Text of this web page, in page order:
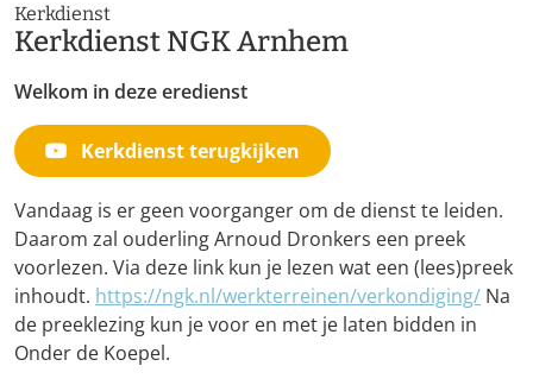
Kerkdienst
Kerkdienst NGK Arnhem
Welkom in deze eredienst
Kerkdienst terugkijken
Vandaag is er geen voorganger om de dienst te leiden.
Daarom zal ouderling Arnoud Dronkers een preek
voorlezen. Via deze link kun je lezen wat een (lees)preek
inhoudt. https://ngk.nl/werkterreinen/verkondiging/ Na
de preeklezing kun je voor en met je laten bidden in
Onder de Koepel.